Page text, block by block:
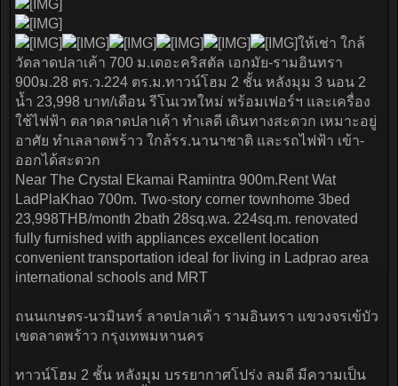
ให้เช่า ใกล้
วัดลาดปลาเค้า 700 ม.เดอะคริสตัล เอกมัย-รามอินทรา
900ม.28 ตร.ว.224 ตร.ม.ทาวน์โฮม 2 ชั้น หลังมุม 3 นอน 2
น้ำ 23,998 บาท/เดือน รีโนเวทใหม่ พร้อมเฟอร์ฯ และเครื่อง
ใช้ไฟฟ้า ตลาดลาดปลาเค้า ทำเลดี เดินทางสะดวก เหมาะอยู่
อาศัย ทำเลลาดพร้าว ใกล้รร.นานาชาติ และรถไฟฟ้า เข้า-
ออกได้สะดวก
Near The Crystal Ekamai Ramintra 900m.Rent Wat
LadPlaKhao 700m. Two-story corner townhome 3bed
23,998THB/month 2bath 28sq.wa. 224sq.m. renovated
fully furnished with appliances excellent location
convenient transportation ideal for living in Ladprao area
international schools and MRT
ถนนเกษตร-นวมินทร์ ลาดปลาเค้า รามอินทรา แขวงจรเข้บัว
เขตลาดพร้าว กรุงเทพมหานคร
ทาวน์โฮม 2 ชั้น หลังมุม บรรยากาศโปร่ง ลมดี มีความเป็น